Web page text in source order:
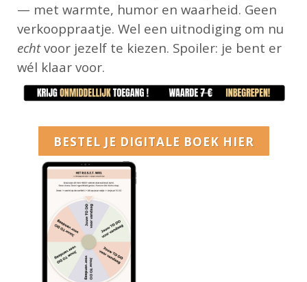
— met warmte, humor en waarheid. Geen
verkooppraatje. Wel een uitnodiging om nu
echtvoor jezelf te kiezen. Spoiler: je bent er
wél klaar voor.
BESTEL JE DIGITALE BOEK HIER